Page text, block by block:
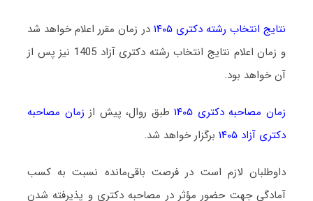
نتایج انتخاب رشته دکتری ۱۴۰۵
در زمان مقرر اعلام خواهد شد
و زمان اعلام نتایج انتخاب رشته دکتری آزاد 1405 نیز پس از
آن خواهد بود.
زمان مصاحبه دکتری ۱۴۰۵ طبق روال، پیش از زمان مصاحبه
دکتری آزاد ۱۴۰۵
برگزار خواهد شد.
داوطلبان لازم است در فرصت باقی‌مانده نسبت به کسب
آمادگی جهت حضور مؤثر در مصاحبه دکتری و پذیرفته شدن